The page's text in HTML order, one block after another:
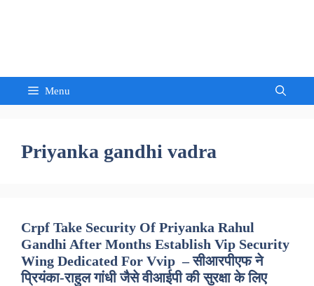
Menu
Priyanka gandhi vadra
Crpf Take Security Of Priyanka Rahul
Gandhi After Months Establish Vip Security
Wing Dedicated For Vvip – सीआरपीएफ ने
प्रियंका-राहुल गांधी जैसे वीआईपी की सुरक्षा के लिए